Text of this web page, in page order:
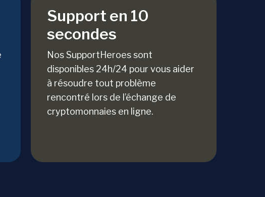
Support en 10
secondes
Nos SupportHeroes sont
disponibles 24h/24 pour vous aider
à résoudre tout problème
rencontré lors de l’échange de
cryptomonnaies en ligne.